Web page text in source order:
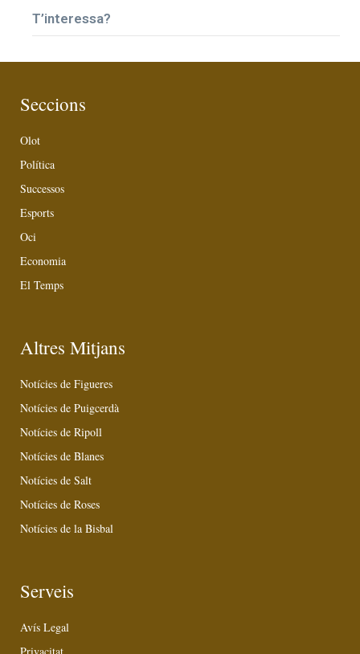
T’interessa?
Seccions
Olot
Política
Successos
Esports
Oci
Economia
El Temps
Altres Mitjans
Notícies de Figueres
Notícies de Puigcerdà
Notícies de Ripoll
Notícies de Blanes
Notícies de Salt
Notícies de Roses
Notícies de la Bisbal
Serveis
Avís Legal
Privacitat